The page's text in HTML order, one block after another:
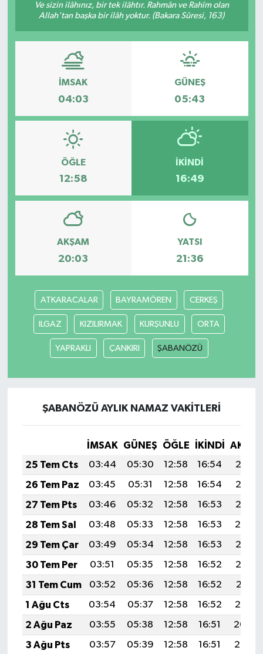
Ve sizin ilâhınız, bir tek ilâhtır. Rahmân ve Rahîm olan
Allah'tan başka bir ilâh yoktur. (Bakara Sûresi, 163)
İMSAK
04:03
GÜNEŞ
05:43
ÖĞLE
12:58
İKINDI
16:49
AKŞAM
20:03
YATSI
21:36
ATKARACALAR BAYRAMÖREN CERKEŞ
ILGAZ KIZILIRMAK KURŞUNLU ORTA
YAPRAKLI ÇANKIRI ŞABANÖZÜ
ŞABANÖZÜ AYLIK NAMAZ VAKITLERI
İMSAK GÜNEŞ ÖĞLE İKINDI
25 Tem Cts
03:44 05:30 12:58 16:54
20:16
26 Tem Paz
03:45 05:31 12:58 16:54
20:16
27 Tem Pts
03:46 05:32 12:58 16:53
20:15
28 Tem Sal
03:48 05:33 12:58 16:53
20:14
29 Tem Çar
03:49 05:34 12:58 16:53
20:13
30 Tem Per
03:51 05:35 12:58 16:52
20:12
31 Tem Cum
03:52 05:36 12:58 16:52
20:11
1 Ağu Cts
03:54 05:37 12:58 16:52
20:10
2 Ağu Paz
03:55 05:38 12:58 16:51
20:09
3 Ağu Pts
03:57 05:39 12:58 16:51
20:08
Ekonomi
Gündem
Kültür Sanat
Politika
Son Dakika
Yaşam
Yerel
AboneHaber Özel